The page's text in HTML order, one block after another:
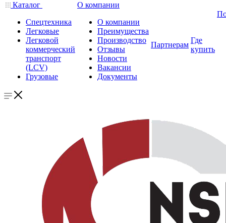
Каталог
Спецтехника
Легковые
Легковой
коммерческий
транспорт
(LCV)
Грузовые
О компании
О компании
Преимущества
Производство
Отзывы
Новости
Вакансии
Документы
Партнерам
Где
купить